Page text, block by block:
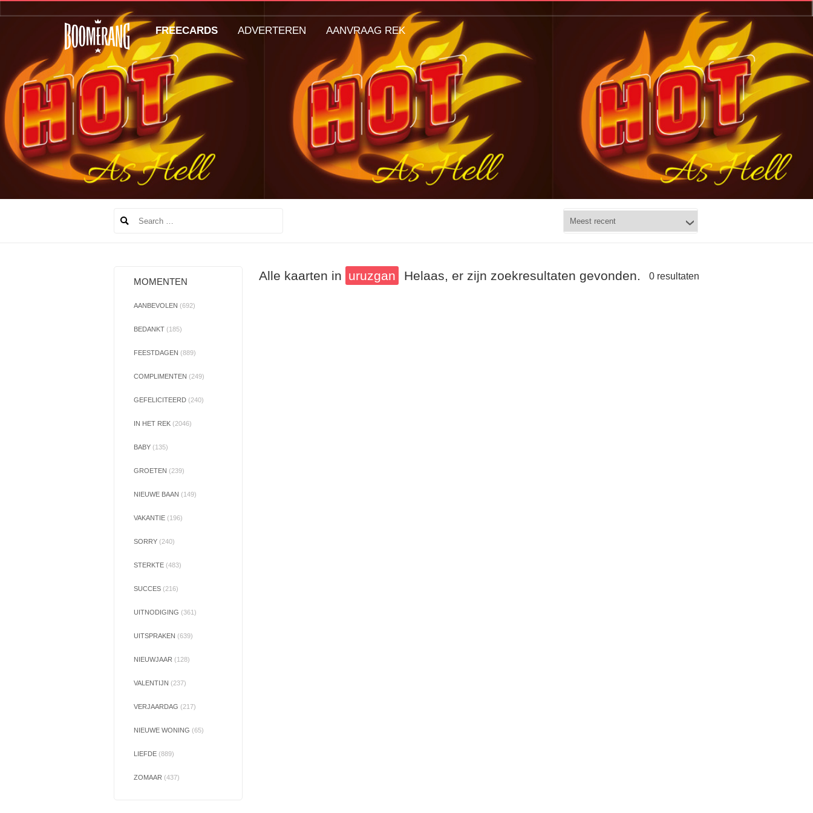
MOMENTEN
AANBEVOLEN (692)
BEDANKT (185)
FEESTDAGEN (889)
COMPLIMENTEN (249)
GEFELICITEERD (240)
IN HET REK (2046)
BABY (135)
GROETEN (239)
NIEUWE BAAN (149)
VAKANTIE (196)
SORRY (240)
STERKTE (483)
SUCCES (216)
UITNODIGING (361)
UITSPRAKEN (639)
NIEUWJAAR (128)
VALENTIJN (237)
VERJAARDAG (217)
NIEUWE WONING (65)
LIEFDE (889)
ZOMAAR (437)
Alle kaarten in uruzgan 0 resultaten
Helaas, er zijn zoekresultaten gevonden.
FREECARDS ADVERTEREN AANVRAAG REK